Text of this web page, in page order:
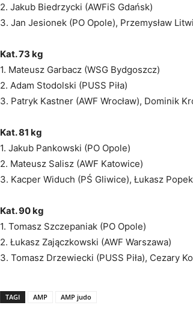
2. Jakub Biedrzycki (AWFiS Gdańsk)
3. Jan Jesionek (PO Opole), Przemysław
Kat. 73 kg
1. Mateusz Garbacz (WSG Bydgoszcz)
2. Adam Stodolski (PUSS Piła)
3. Patryk Kastner (AWF Wrocław), Dominik
Kat. 81 kg
1. Jakub Pankowski (PO Opole)
2. Mateusz Salisz (AWF Katowice)
3. Kacper Widuch (PŚ Gliwice), Łukasz
Kat. 90 kg
1. Tomasz Szczepaniak (PO Opole)
2. Łukasz Zajączkowski (AWF Warszawa)
3. Tomasz Drzewiecki (PUSS Piła), Cezary
TAGI AMP AMP judo